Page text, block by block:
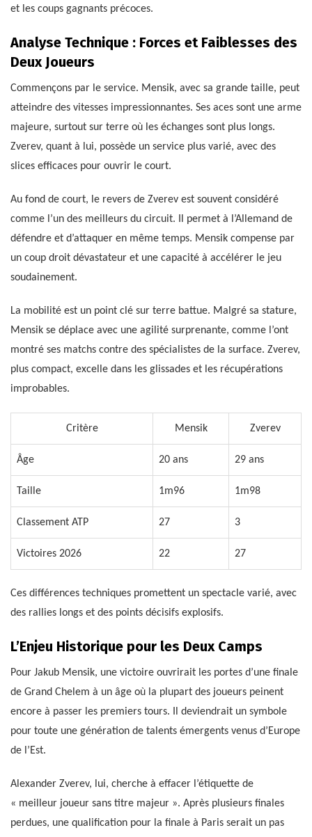
et les coups gagnants précoces.
Analyse Technique : Forces et Faiblesses des
Deux Joueurs
Commençons par le service. Mensik, avec sa grande taille, peut
atteindre des vitesses impressionnantes. Ses aces sont une arme
majeure, surtout sur terre où les échanges sont plus longs.
Zverev, quant à lui, possède un service plus varié, avec des
slices efficaces pour ouvrir le court.
Au fond de court, le revers de Zverev est souvent considéré
comme l’un des meilleurs du circuit. Il permet à l’Allemand de
défendre et d’attaquer en même temps. Mensik compense par
un coup droit dévastateur et une capacité à accélérer le jeu
soudainement.
La mobilité est un point clé sur terre battue. Malgré sa stature,
Mensik se déplace avec une agilité surprenante, comme l’ont
montré ses matchs contre des spécialistes de la surface. Zverev,
plus compact, excelle dans les glissades et les récupérations
improbables.
Critère Mensik Zverev
Âge 20 ans 29 ans
Taille 1m96 1m98
Classement ATP 27 3
Victoires 2026 22 27
Ces différences techniques promettent un spectacle varié, avec
des rallies longs et des points décisifs explosifs.
L’Enjeu Historique pour les Deux Camps
Pour Jakub Mensik, une victoire ouvrirait les portes d’une finale
de Grand Chelem à un âge où la plupart des joueurs peinent
encore à passer les premiers tours. Il deviendrait un symbole
pour toute une génération de talents émergents venus d’Europe
de l’Est.
Alexander Zverev, lui, cherche à effacer l’étiquette de
« meilleur joueur sans titre majeur ». Après plusieurs finales
perdues, une qualification pour la finale à Paris serait un pas